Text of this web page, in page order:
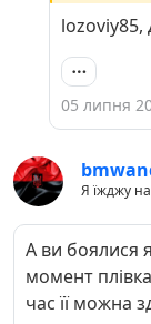
знайти
lozoviy85,
05 липня
Я їжджу на
А ви боялися
момент
час її можна